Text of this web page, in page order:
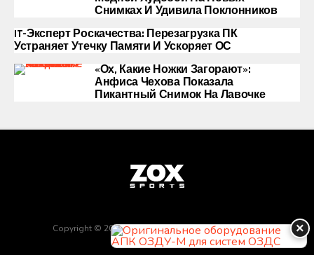
Снимках И Удивила Поклонников
IT-Эксперт Роскачества: Перезагрузка ПК
Устраняет Утечку Памяти И Ускоряет ОС
«Ох, Какие Ножки Загорают»:
Анфиса Чехова Показала
Пикантный Снимок На Лавочке
Copyright © 2025 Обратная связь info@gototop.ee ×